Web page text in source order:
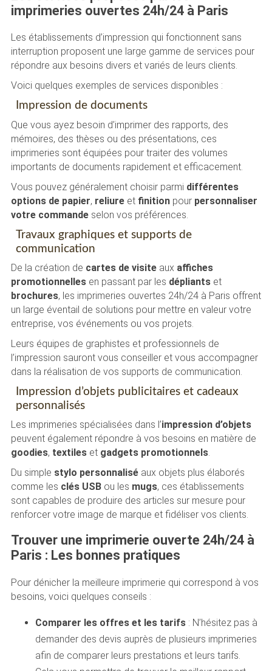
imprimeries ouvertes 24h/24 à Paris
Les établissements d’impression qui fonctionnent sans
interruption proposent une large gamme de services pour
répondre aux besoins divers et variés de leurs clients.
Voici quelques exemples de services disponibles :
Impression de documents
Que vous ayez besoin d’imprimer des rapports, des
mémoires, des thèses ou des présentations, ces
imprimeries sont équipées pour traiter des volumes
importants de documents rapidement et efficacement.
Vous pouvez généralement choisir parmi différentes
options de papier, reliureet finitionpour personnaliser
votre commandeselon vos préférences.
Travaux graphiques et supports de
communication
De la création de cartes de visiteaux affiches
promotionnellesen passant par les dépliantset
brochures, les imprimeries ouvertes 24h/24 à Paris offrent
un large éventail de solutions pour mettre en valeur votre
entreprise, vos événements ou vos projets.
Leurs équipes de graphistes et professionnels de
l’impression sauront vous conseiller et vous accompagner
dans la réalisation de vos supports de communication.
Impression d’objets publicitaires et cadeaux
personnalisés
Les imprimeries spécialisées dans l’impression d’objets
peuvent également répondre à vos besoins en matière de
goodies, textileset gadgets promotionnels.
Du simple stylo personnaliséaux objets plus élaborés
comme les clés USBou les mugs, ces établissements
sont capables de produire des articles sur mesure pour
renforcer votre image de marque et fidéliser vos clients.
Trouver une imprimerie ouverte 24h/24 à
Paris : Les bonnes pratiques
Pour dénicher la meilleure imprimerie qui correspond à vos
besoins, voici quelques conseils :
Comparer les offres et les tarifs: N’hésitez pas à
demander des devis auprès de plusieurs imprimeries
afin de comparer leurs prestations et leurs tarifs.